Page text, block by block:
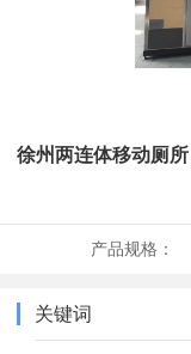
徐州两连体移动厕所
产品规格：
关键词